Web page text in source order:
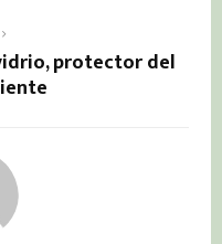
protector del